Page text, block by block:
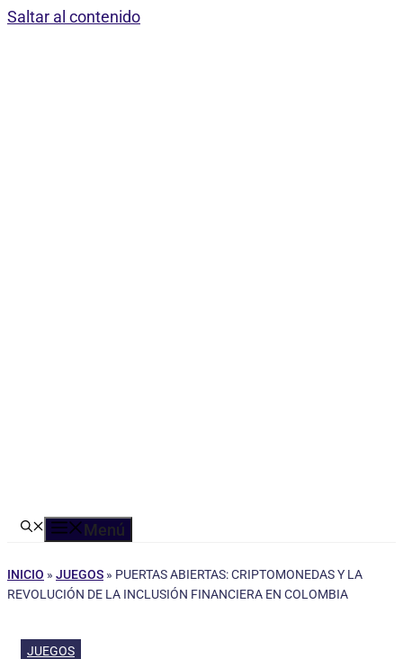
Saltar al contenido
Menú
INICIO » JUEGOS » PUERTAS ABIERTAS: CRIPTOMONEDAS Y LA
REVOLUCIÓN DE LA INCLUSIÓN FINANCIERA EN COLOMBIA
JUEGOS